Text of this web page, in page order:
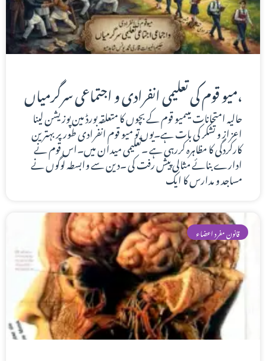
میو قوم کی تعلیمی انفرادی و اجتماعی سرگرمیاں،
حالیہ امتحانات میںمیو قوم کے بچوں کا متعلقہ بورڈ مین پوزیشن لینا
اعزاز و تشکر کی بات ہے۔یوں تو میو قوم انفرادی طورپر بہترین
کارکردگی کا مظاہرہ کررہی ہے ۔تعلیمی میدان میں۔اس قوم نے
ادارے بنائے مثالی پیش رفت کی ۔دین سے وابسطہ لوگوں نے
مساجد و مدارس کا ایک
قانون مفرد اعضاء